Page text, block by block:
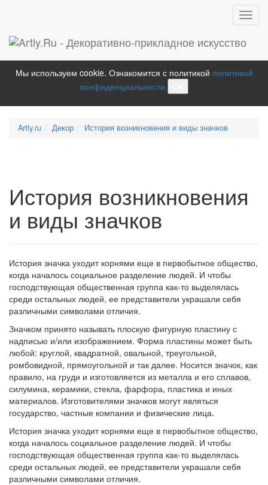
Мы используем cookie. Ознакомится с политикой политикой
конфиденциальности
Artly.ru Декор История возникновения и виды значков
История возникновения
и виды значков
История значка уходит корнями еще в первобытное общество,
когда началось социальное разделение людей. И чтобы
господствующая общественная группа как-то выделялась
среди остальных людей, ее представители украшали себя
различными символами отличия.
Значком принято называть плоскую фигурную пластину с
надписью и/или изображением. Форма пластины может быть
любой: круглой, квадратной, овальной, треугольной,
ромбовидной, прямоугольной и так далее. Носится значок, как
правило, на груди и изготовляется из металла и его сплавов,
силумина, керамики, стекла, фарфора, пластика и иных
материалов. Изготовителями значков могут являться
государство, частные компании и физические лица.
История значка уходит корнями еще в первобытное общество,
когда началось социальное разделение людей. И чтобы
господствующая общественная группа как-то выделялась
среди остальных людей, ее представители украшали себя
различными символами отличия.